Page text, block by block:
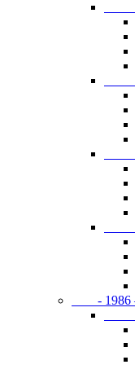
-
-
-
-
- 1986
-